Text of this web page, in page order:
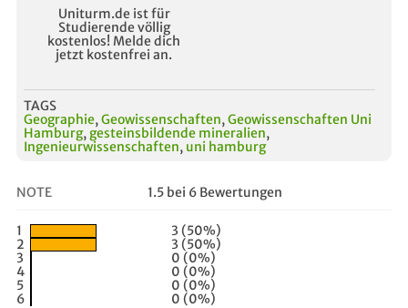
Uniturm.de ist für
Studierende völlig
kostenlos! Melde dich
jetzt kostenfrei an.
TAGS
Geographie, Geowissenschaften, Geowissenschaften Uni
Hamburg, gesteinsbildende mineralien,
Ingenieurwissenschaften, uni hamburg
NOTE 1.5 bei 6 Bewertungen
1
3 (50%)
2
3 (50%)
3
0 (0%)
4
0 (0%)
5
0 (0%)
6
0 (0%)